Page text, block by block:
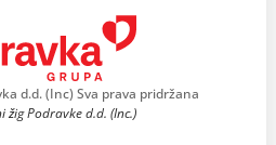
d.d. (Inc) Sva prava pridržana
Podravke d.d. (Inc.)